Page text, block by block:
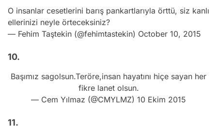
O insanlar cesetlerini barış pankartlarıyla örttü, siz kanlı
ellerinizi neyle örteceksiniz?
— Fehim Taştekin (@fehimtastekin) October 10, 2015
10.
Başımız sagolsun.Teröre,insan hayatını hiçe sayan her
fikre lanet olsun.
— Cem Yılmaz (@CMYLMZ) 10 Ekim 2015
11.